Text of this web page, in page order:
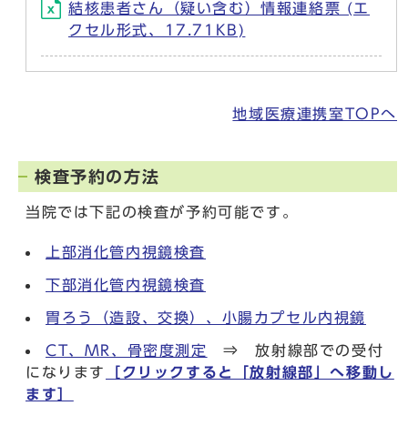
結核患者さん（疑い含む）情報連絡票 (エ
クセル形式、17.71KB)
地域医療連携室TOPへ
検査予約の方法
当院では下記の検査が予約可能です。
上部消化管内視鏡検査
下部消化管内視鏡検査
胃ろう（造設、交換）、小腸カプセル内視鏡
CT、MR、骨密度測定
⇒ 放射線部での受付
になります
［クリックすると「放射線部」へ移動し
ます］